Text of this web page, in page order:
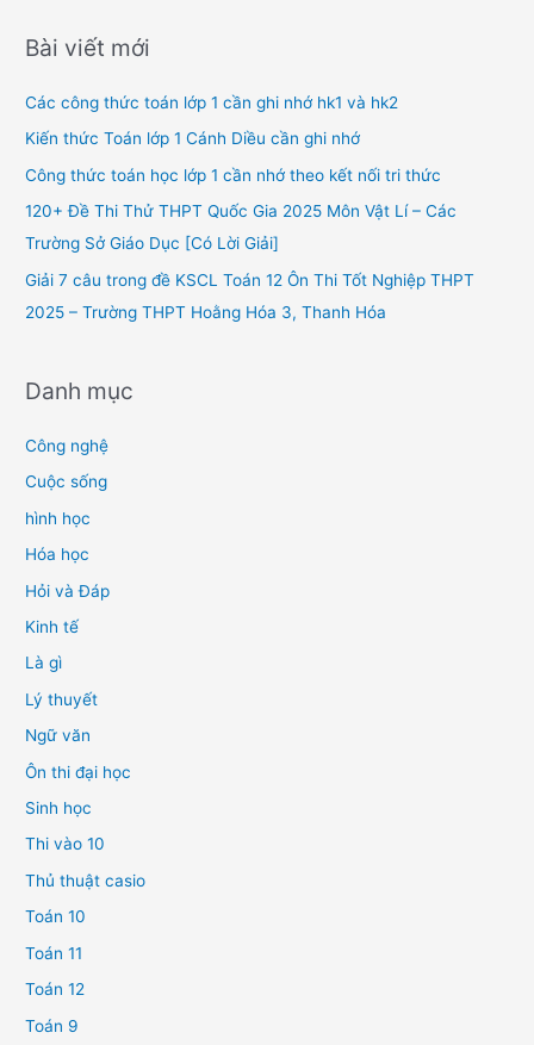
r
h
f
o
Bài viết mới
Các công thức toán lớp 1 cần ghi nhớ hk1 và hk2
Kiến thức Toán lớp 1 Cánh Diều cần ghi nhớ
Công thức toán học lớp 1 cần nhớ theo kết nối tri thức
120+ Đề Thi Thử THPT Quốc Gia 2025 Môn Vật Lí – Các
Trường Sở Giáo Dục [Có Lời Giải]
Giải 7 câu trong đề KSCL Toán 12 Ôn Thi Tốt Nghiệp THPT
2025 – Trường THPT Hoằng Hóa 3, Thanh Hóa
Danh mục
Công nghệ
Cuộc sống
hình học
Hóa học
Hỏi và Đáp
Kinh tế
Là gì
Lý thuyết
Ngữ văn
Ôn thi đại học
Sinh học
Thi vào 10
Thủ thuật casio
Toán 10
Toán 11
Toán 12
Toán 9